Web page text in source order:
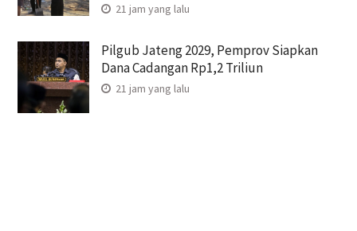
21 jam yang lalu
Pilgub Jateng 2029, Pemprov Siapkan
Dana Cadangan Rp1,2 Triliun
21 jam yang lalu